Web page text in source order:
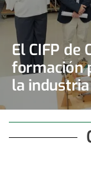
El CIFP de
formación
la